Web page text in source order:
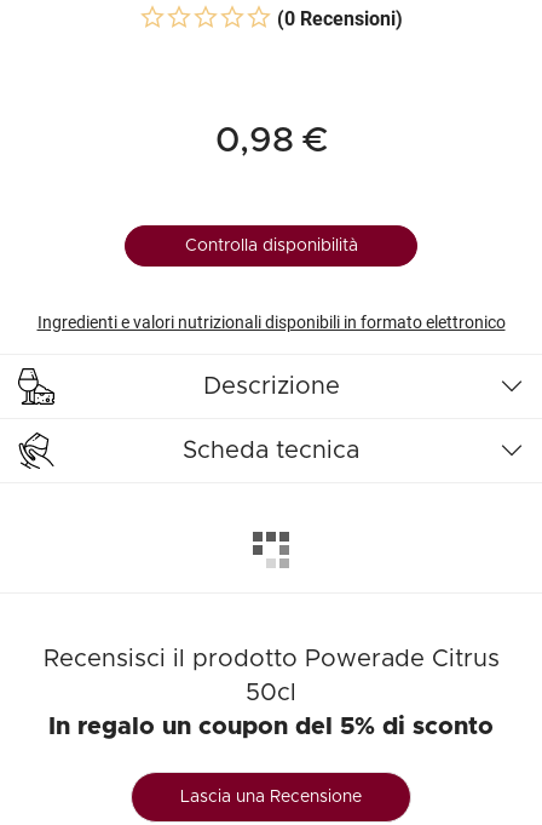
(0 Recensioni)
0,98 €
Controlla disponibilità
Ingredienti e valori nutrizionali disponibili in formato elettronico
Descrizione
Scheda tecnica
Recensisci il prodotto Powerade Citrus
50cl
In regalo un coupon del 5% di sconto
Lascia una Recensione